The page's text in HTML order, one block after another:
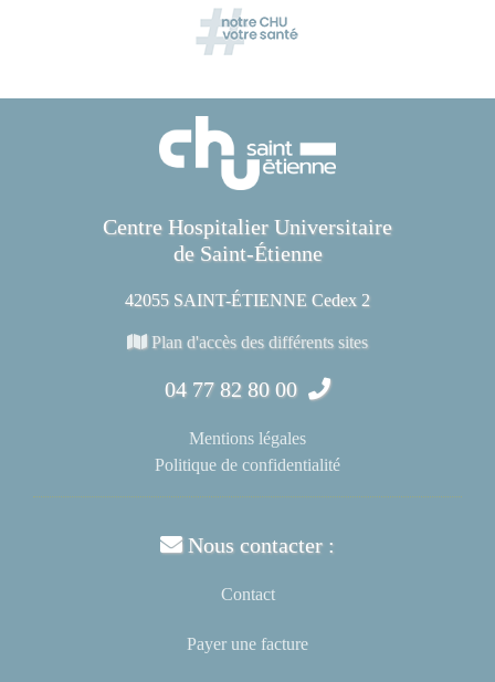
Centre Hospitalier Universitaire
de Saint-Étienne
42055 SAINT-ÉTIENNE Cedex 2
Plan d'accès des différents sites
04 77 82 80 00
Mentions légales
Politique de confidentialité
Nous contacter :
Contact
Payer une facture